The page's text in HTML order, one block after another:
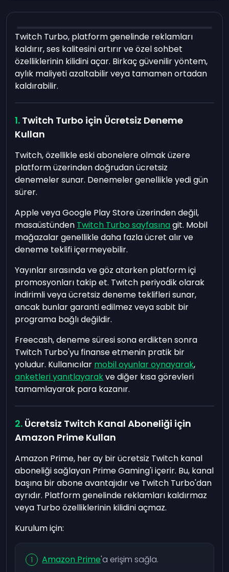
Twitch Turbo, platform genelinde reklamları
kaldırır, ses kalitesini artırır ve özel sohbet
özelliklerinin kilidini açar. Birkaç güvenilir yöntem,
aylık maliyeti azaltabilir veya tamamen ortadan
kaldırabilir.
Twitch Turbo için Ücretsiz Deneme
Kullan
Twitch, özellikle eski abonelere olmak üzere
platform üzerinden doğrudan ücretsiz
denemeler sunar. Denemeler genellikle yedi gün
sürer.
Apple veya Google Play Store üzerinden değil,
masaüstünden Twitch Turbo sayfasınagit. Mobil
mağazalar genellikle daha fazla ücret alır ve
deneme teklifi içermeyebilir.
Yayınlar sırasında ve göz atarken platform içi
promosyonları takip et. Twitch periyodik olarak
indirimli veya ücretsiz deneme teklifleri sunar,
ancak bunlar garanti edilmez veya sabit bir
programa bağlı değildir.
Freecash, deneme süresi sona erdikten sonra
Twitch Turbo'yu finanse etmenin pratik bir
yoludur. Kullanıcılar mobil oyunlar oynayarak,
anketleri yanıtlayarakve diğer kısa görevleri
tamamlayarak para kazanır.
Ücretsiz Twitch Kanal Aboneliği için
Amazon Prime Kullan
Amazon Prime, her ay bir ücretsiz Twitch kanal
aboneliği sağlayan Prime Gaming'i içerir. Bu, kanal
başına bir abone avantajıdır ve Twitch Turbo'dan
ayrıdır. Platform genelinde reklamları kaldırmaz
veya Turbo özelliklerinin kilidini açmaz.
Kurulum için:
Amazon Prime'a erişim sağla.